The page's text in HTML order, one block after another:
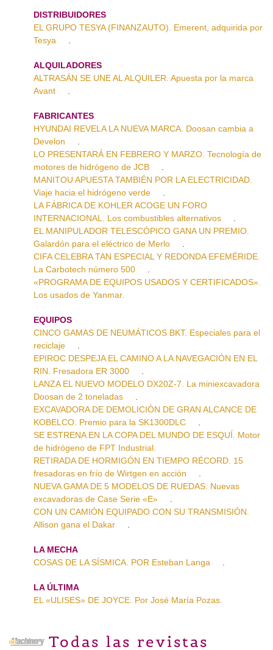
DISTRIBUIDORES
EL GRUPO TESYA (FINANZAUTO). Emerent, adquirida por
Tesya
ALQUILADORES
ALTRASÁN SE UNE AL ALQUILER. Apuesta por la marca
Avant
FABRICANTES
HYUNDAI REVELA LA NUEVA MARCA. Doosan cambia a
Develon
LO PRESENTARÁ EN FEBRERO Y MARZO. Tecnología de
motores de hidrógeno de JCB
MANITOU APUESTA TAMBIÉN POR LA ELECTRICIDAD.
Viaje hacia el hidrógeno verde
LA FÁBRICA DE KOHLER ACOGE UN FORO
INTERNACIONAL. Los combustibles alternativos
EL MANIPULADOR TELESCÓPICO GANA UN PREMIO.
Galardón para el eléctrico de Merlo
CIFA CELEBRA TAN ESPECIAL Y REDONDA EFEMÉRIDE.
La Carbotech número 500
«PROGRAMA DE EQUIPOS USADOS Y CERTIFICADOS».
Los usados de Yanmar.
EQUIPOS
CINCO GAMAS DE NEUMÁTICOS BKT. Especiales para el
reciclaje
EPIROC DESPEJA EL CAMINO A LA NAVEGACIÓN EN EL
RIN. Fresadora ER 3000
LANZA EL NUEVO MODELO DX20Z-7. La miniexcavadora
Doosan de 2 toneladas
EXCAVADORA DE DEMOLICIÓN DE GRAN ALCANCE DE
KOBELCO. Premio para la SK1300DLC
SE ESTRENA EN LA COPA DEL MUNDO DE ESQUÍ. Motor
de hidrógeno de FPT Industrial.
RETIRADA DE HORMIGÓN EN TIEMPO RÉCORD. 15
fresadoras en frío de Wirtgen en acción
NUEVA GAMA DE 5 MODELOS DE RUEDAS. Nuevas
excavadoras de Case Serie «E»
CON UN CAMIÓN EQUIPADO CON SU TRANSMISIÓN.
Allison gana el Dakar
LA MECHA
COSAS DE LA SÍSMICA. POR Esteban Langa
LA ÚLTIMA
EL «ULISES» DE JOYCE. Por José María Pozas.
Todas las revistas